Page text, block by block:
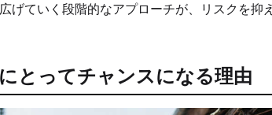
げていく段階的なアプローチが、リスクを抑
とってチャンスになる理由